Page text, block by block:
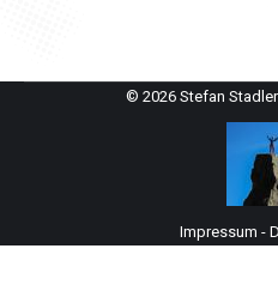
© 2026 Stefan
Impressum -